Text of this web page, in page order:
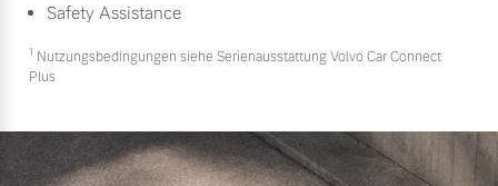
Safety Assistance
1 Nutzungsbedingungen siehe Serienausstattung Volvo Car Connect
Plus